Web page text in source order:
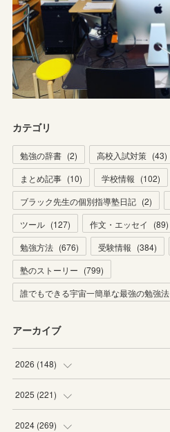
カテゴリ
勉強の辞書 (2) 高校入試対策 (43)
まとめ記事 (10) 学校情報 (102)
ブラック先生の個別指導塾日記 (2)
ツール (127) 作文・エッセイ (89)
勉強方法 (676) 受験情報 (384)
塾のストーリー (799)
誰でもできる宇宙一簡単な最強の勉強法
アーカイブ
2026 (148)
(6)
(22
2025 (221)
(19
2024 (269)